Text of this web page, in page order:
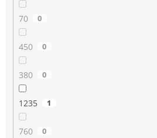
70 0
450 0
380 0
1235 1
760 0